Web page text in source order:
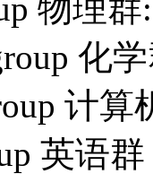
物理群
化
计算
英语